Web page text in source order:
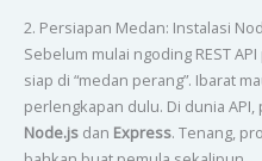
2. Persiapan Medan: Instalasi
Sebelum mulai ngoding REST
siap di “medan perang”. Ibarat
perlengkapan dulu. Di dunia
Node.jsdan Express. Tenang,